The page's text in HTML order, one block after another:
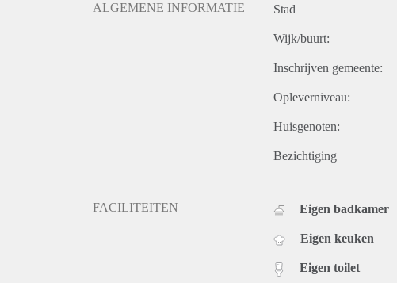
ALGEMENE INFORMATIE Stad
Wijk/buurt:
Inschrijven gemeente:
Opleverniveau:
Huisgenoten:
Bezichtiging
FACILITEITEN Eigen badkamer
Eigen keuken
Eigen toilet